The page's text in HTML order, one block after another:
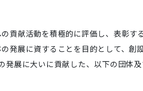
貢献活動を積極的に評価し、表彰す
発展に資することを目的として、創
発展に大いに貢献した、以下の団体